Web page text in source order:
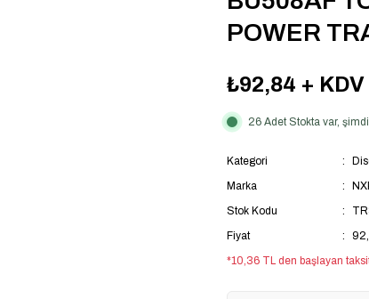
POWER
₺92,84 + KDV
26 Adet Stokta var,
Kategori
Marka
Stok Kodu
Fiyat
*10,36 TL den başlayan